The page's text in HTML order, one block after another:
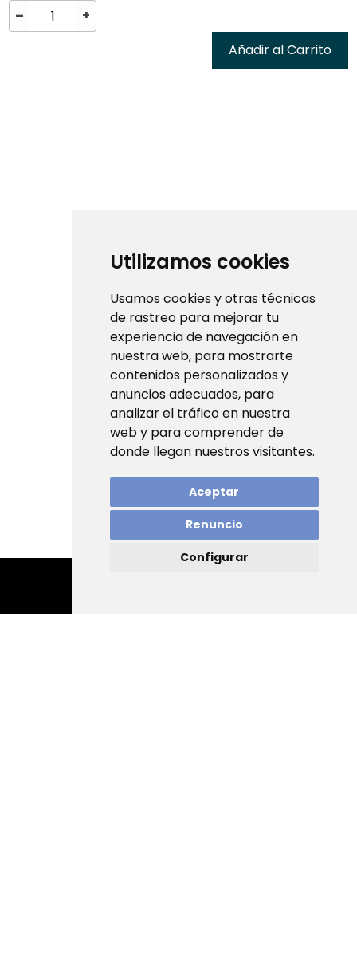
Utilizamos cookies
Usamos cookies y otras técnicas
de rastreo para mejorar tu
experiencia de navegación en
nuestra web, para mostrarte
contenidos personalizados y
anuncios adecuados, para
analizar el tráfico en nuestra
web y para comprender de
donde llegan nuestros visitantes.
Aceptar
Renuncio
Configurar
–
+
Añadir al Carrito